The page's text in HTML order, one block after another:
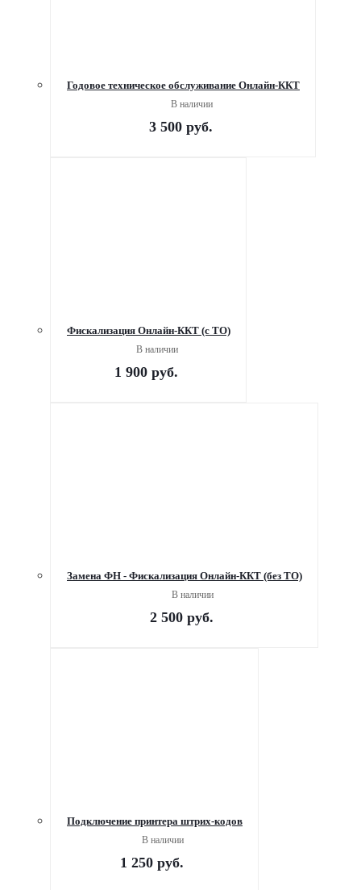
Годовое техническое обслуживание Онлайн-ККТ
В наличии
3 500руб.
Фискализация Онлайн-ККТ (с ТО)
В наличии
1 900руб.
Замена ФН - Фискализация Онлайн-ККТ (без ТО)
В наличии
2 500 руб.
Подключение принтера штрих-кодов
В наличии
1 250 руб.